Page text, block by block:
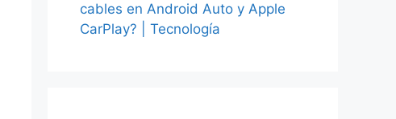
cables en Android Auto y Apple
CarPlay? | Tecnología